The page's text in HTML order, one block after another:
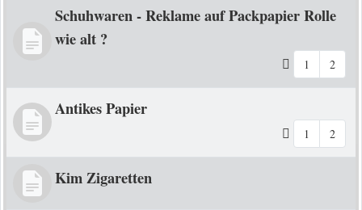
Schuhwaren - Reklame auf Packpapier Rolle
wie alt ?
1 2
Antikes Papier
1 2
Kim Zigaretten